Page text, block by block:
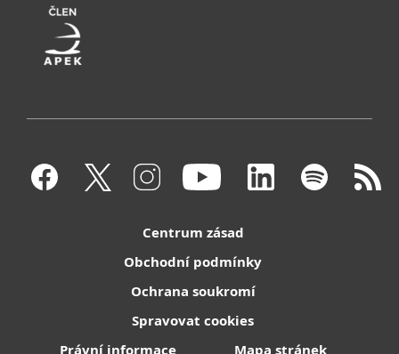
Centrum zásad
Obchodní podmínky
Ochrana soukromí
Spravovat cookies
Právní informace
Mapa stránek